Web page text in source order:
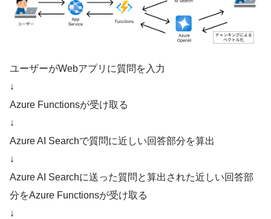
ユーザーがWebアプリに質問を入力
↓
Azure Functionsが受け取る
↓
Azure AI Searchで質問に近しい回答部分を算出
↓
Azure AI Searchに送った質問と算出された近しい回答部
分をAzure Functionsが受け取る
↓